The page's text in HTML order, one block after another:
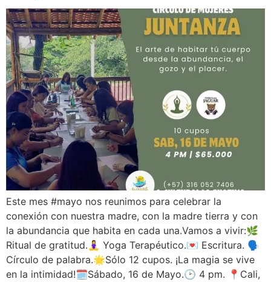
Este mes #mayo nos reunimos para celebrar la
conexión con nuestra madre, con la madre tierra y con
la abundancia que habita en cada una.Vamos a vivir:🌿
Ritual de gratitud.🧘‍♀️ Yoga Terapéutico.💌 Escritura. 🗣️
Círculo de palabra.🌟Sólo 12 cupos. ¡La magia se vive
en la intimidad!🗓️Sábado, 16 de Mayo.🕑 4 pm. 📍Cali,